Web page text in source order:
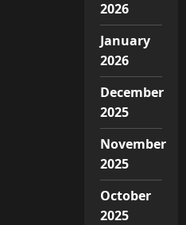
2026
January
2026
December
2025
November
2025
October
2025